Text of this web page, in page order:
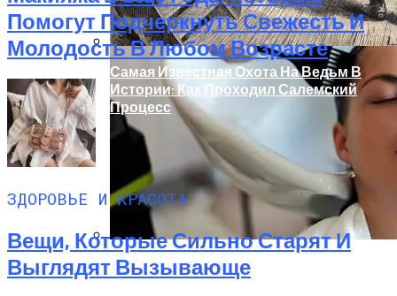
Лунный Календарь Окрашивания
Волос На Октябрь 2025 Года
Самая Известная Охота На Ведьм В
Истории: Как Проходил Салемский
Процесс
Помогут Подчеркнуть Свежесть И
Молодость В Любом Возрасте
ЗДОРОВЬЕ И КРАСОТА
Вещи, Которые Сильно Старят И
Выглядят Вызывающе